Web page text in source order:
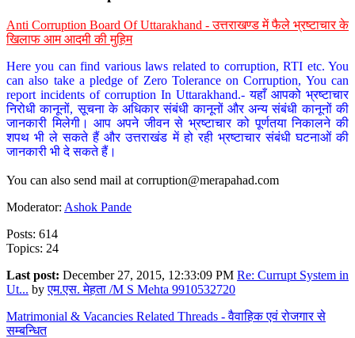
Anti Corruption Board Of Uttarakhand - उत्तराखण्ड में फैले भ्रष्टाचार के
खिलाफ आम आदमी की मुहिम
Here you can find various laws related to corruption, RTI etc. You
can also take a pledge of Zero Tolerance on Corruption, You can
report incidents of corruption In Uttarakhand.- यहाँ आपको भ्रष्टाचार
निरोधी कानूनों, सूचना के अधिकार संबंधी कानूनों और अन्य संबंधी कानूनों की
जानकारी मिलेगी। आप अपने जीवन से भ्रष्टाचार को पूर्णतया निकालने की
शपथ भी ले सकते हैं और उत्तराखंड में हो रही भ्रष्टाचार संबंधी घटनाओं की
जानकारी भी दे सकते हैं।
You can also send mail at corruption@merapahad.com
Moderator: Ashok Pande
Posts: 614
Topics: 24
Last post: December 27, 2015, 12:33:09 PM Re: Currupt System in
Ut... byएम.एस. मेहता /M S Mehta 9910532720
Matrimonial & Vacancies Related Threads - वैवाहिक एवं रोजगार से
सम्बन्धित